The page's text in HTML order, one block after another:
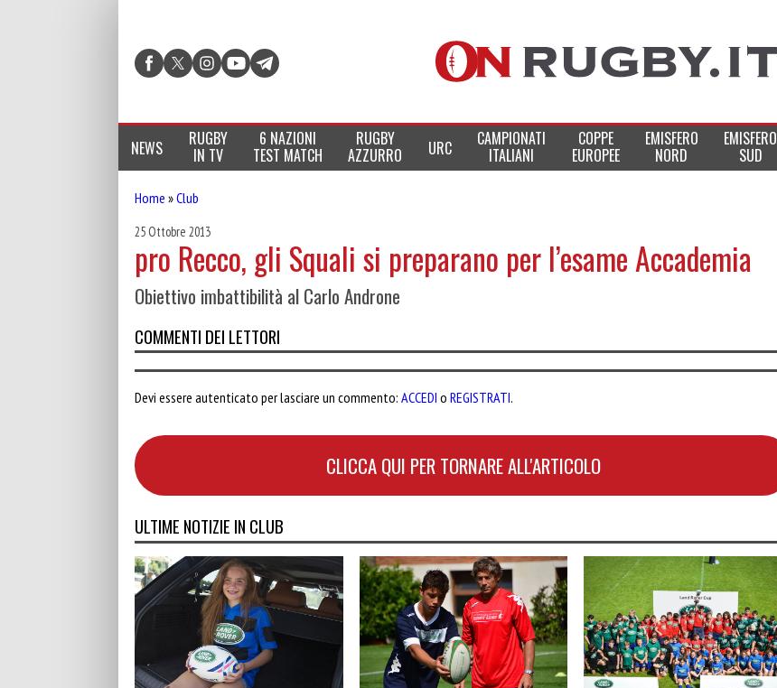
NEWS RUGBY
IN TV
6 NAZIONI
TEST MATCH
RUGBY
AZZURRO URC CAMPIONATI
ITALIANI
COPPE
EUROPEE
EMISFERO
NORD
EMISFERO
SUD
Home »Club
25 Ottobre 2013
pro Recco, gli Squali si preparano per l’esame Accademia
Obiettivo imbattibilità al Carlo Androne
COMMENTI DEI LETTORI
Devi essere autenticato per lasciare un commento: ACCEDI o REGISTRATI.
CLICCA QUI PER TORNARE ALL'ARTICOLO
ULTIME NOTIZIE IN CLUB